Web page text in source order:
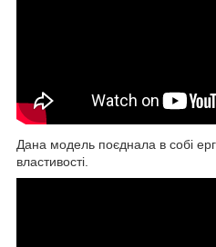
Дана модель поєднала в собі
властивості.